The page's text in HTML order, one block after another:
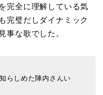
完全に理解している気
完璧だしダイナミック
事な歌でした。
らしめた陣内さんい